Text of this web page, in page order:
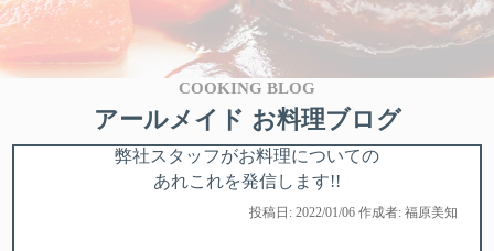
COOKING BLOG
アールメイド お料理ブログ
弊社スタッフがお料理についての
あれこれを発信します!!
投稿日: 2022/01/06 作成者: 福原美知